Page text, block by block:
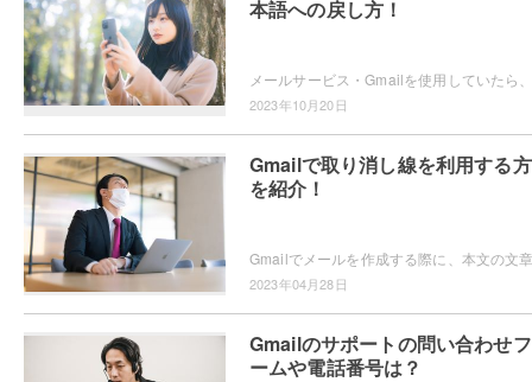
本語への戻し方！
2023年10月20日
Gmailで取り消し線を利用する
を紹介！
2023年04月28日
Gmailのサポートの問い合わせ
ームや電話番号は？